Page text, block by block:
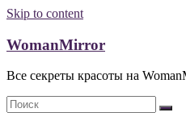
Skip to content
WomanMirror
Все секреты красоты на